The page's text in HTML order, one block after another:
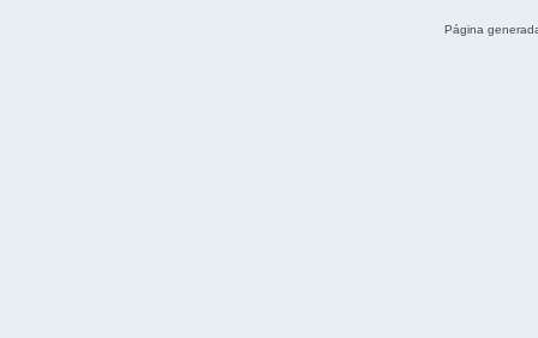
Página